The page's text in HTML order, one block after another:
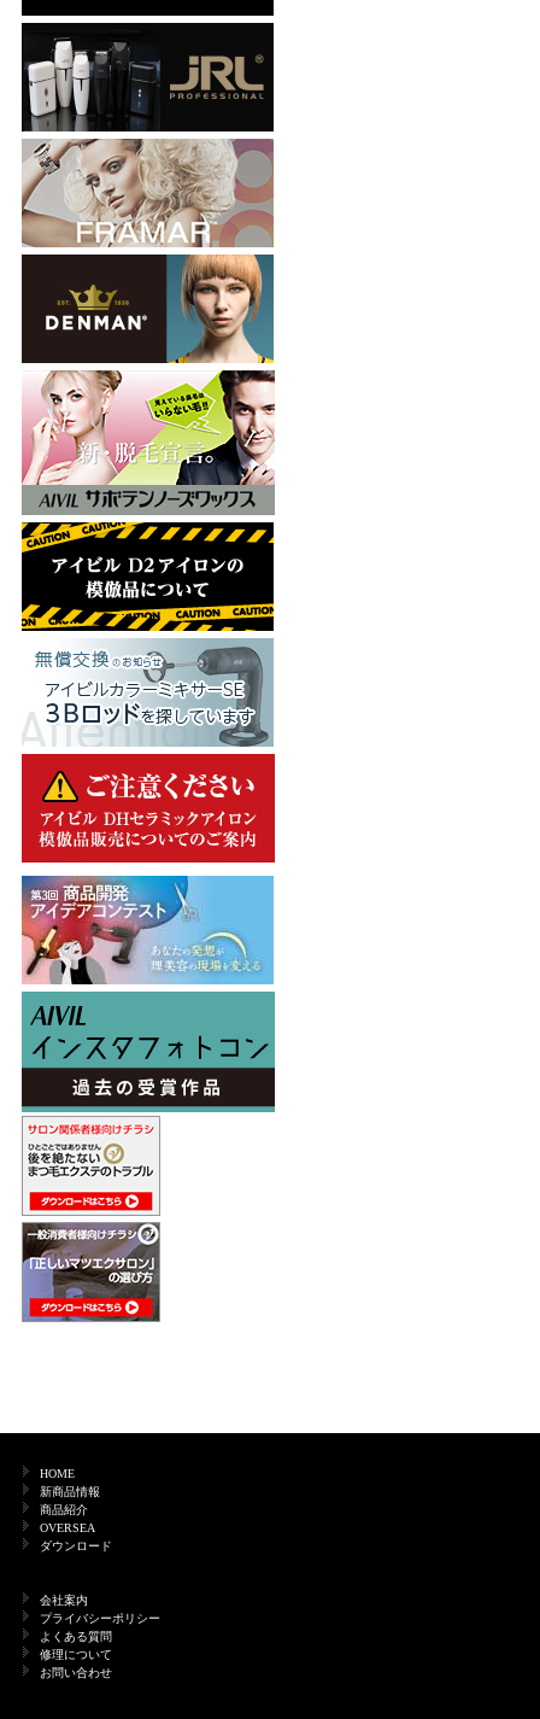
HOME
新商品情報
商品紹介
OVERSEA
ダウンロード
会社案内
プライバシーポリシー
よくある質問
修理について
お問い合わせ